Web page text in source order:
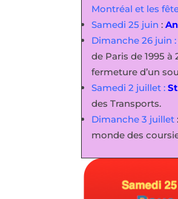
Montréal et les
Samedi 25 juin :
Dimanche 26 juin
de Paris de 1995
fermeture d’un
Samedi 2 juillet :
des Transports.
Dimanche 3 juillet
monde des